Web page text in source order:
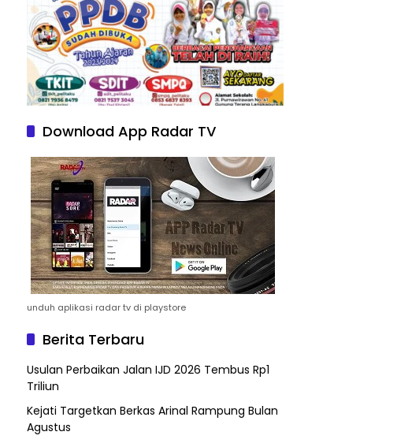
Download App Radar TV
unduh aplikasi radar tv di playstore
Berita Terbaru
Usulan Perbaikan Jalan IJD 2026 Tembus Rp1
Triliun
Kejati Targetkan Berkas Arinal Rampung Bulan
Agustus